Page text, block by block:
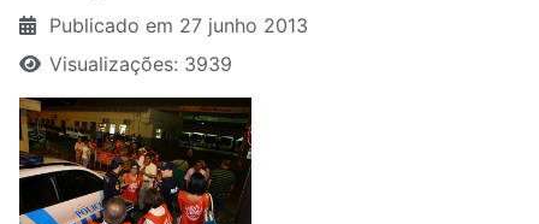
Publicado em 27 junho 2013
Visualizações: 3939